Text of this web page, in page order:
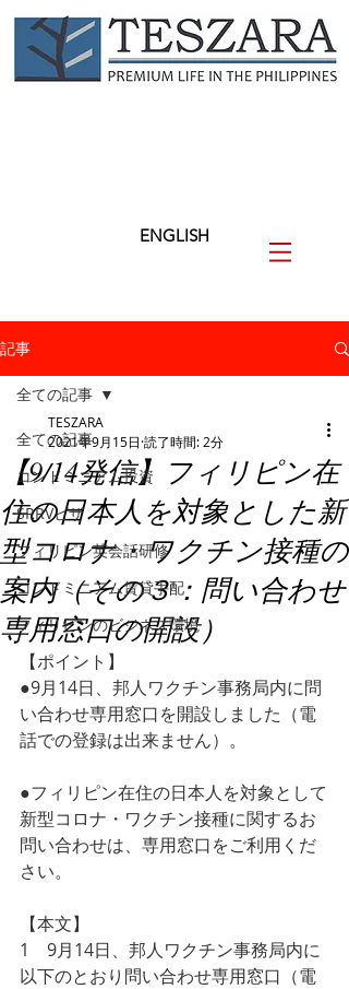
ENGLISH
記事
全ての記事
コンドミニアム投資
SRRVビザ
フィリピン英会話研修
コンドミニアム賃貸手配
フィリピンのビジネス環境
全ての記事
【9/14発信】フィリピン在
住の日本人を対象とした新
型コロナ・ワクチン接種の
案内（その３：問い合わせ
専用窓口の開設）
TESZARA
2021年9月15日 読了時間: 2分
【ポイント】
●9月14日、邦人ワクチン事務局内に問
い合わせ専用窓口を開設しました（電
話での登録は出来ません）。
●フィリピン在住の日本人を対象として
新型コロナ・ワクチン接種に関するお
問い合わせは、専用窓口をご利用くだ
さい。
【本文】
1　9月14日、邦人ワクチン事務局内に
以下のとおり問い合わせ専用窓口（電